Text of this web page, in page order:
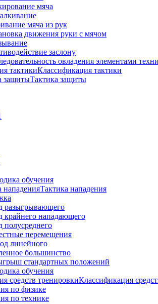
мяча
мяча из рук
движения руки с мячом
заслону
овладения элементами
Классификация тактики
Тактика защиты
обучения
Тактика нападения
разыгрывающего
крайнего нападающего
полусреднего
перемещения
линейного
большинство
стандартных положений
обучения
Классификация
по физике
по технике